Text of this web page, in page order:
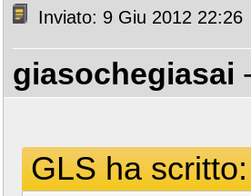
Inviato: 9 Giu 2012 22:26
giasochegiasai
GLS ha scritto: